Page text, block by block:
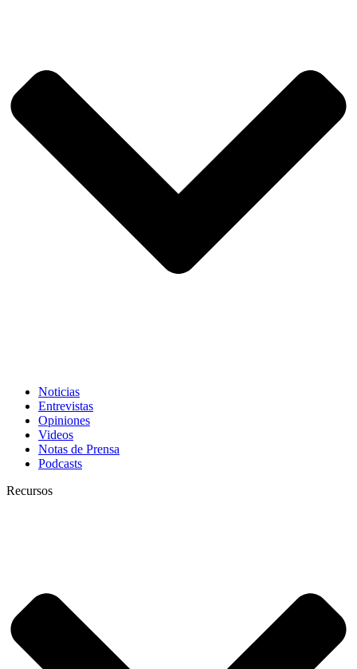
Noticias
Entrevistas
Opiniones
Videos
Notas de Prensa
Podcasts
Recursos